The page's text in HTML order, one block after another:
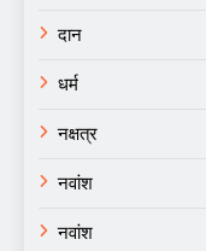
दान
धर्म
नक्षत्र
नवांश
नवांश